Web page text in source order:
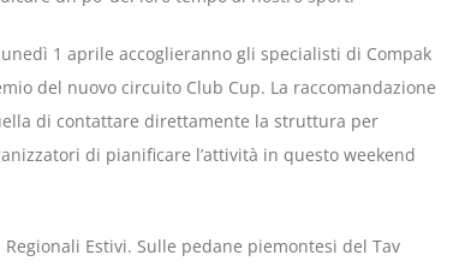
1 aprile accoglieranno gli specialisti di Compak
del nuovo circuito Club Cup. La raccomandazione
di contattare direttamente la struttura per
di pianificare l’attività in questo weekend
Estivi. Sulle pedane piemontesi del Tav